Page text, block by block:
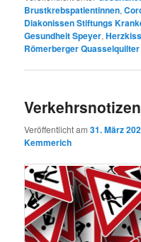
Brustkrebspatientinnen,
Diakonissen Stiftungs
Gesundheit Speyer,
Römerberger Quasselquilter
Veröffentlicht am31. März
Kemmerich